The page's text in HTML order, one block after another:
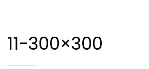
11-300×300